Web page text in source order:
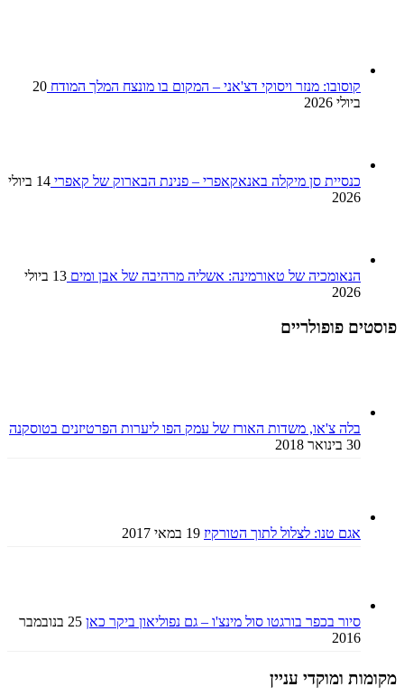
קוסובו: מנזר ויסוקי דצ'אני – המקום בו מונצח המלך המודח 20
ביולי 2026
כנסיית סן מיקלה באנאקאפרי – פנינת הבארוק של קאפרי
14 ביולי
2026
הנאומכיה של טאורמינה: אשליה מרהיבה של אבן ומים
13 ביולי
2026
פוסטים פופולריים
בלה צ'או, משדות האורז של עמק הפו ליערות הפרטיזנים בטוסקנה
30 בינואר 2018
אגם טנו: לצלול לתוך הטורקיז 19 במאי 2017
סיור בכפר בורגטו סול מינצ'ו – גם נפוליאון ביקר כאן
25 בנובמבר
2016
מקומות ומוקדי עניין